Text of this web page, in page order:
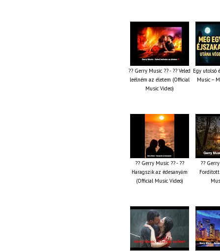
?? Gerry Music ?? - ?? Veled
leélném az életem (Official
Music Video)
Egy utolsó
Music –
?? Gerry Music ?? - ??
Haragszik az édesanyám
(Official Music Video)
??